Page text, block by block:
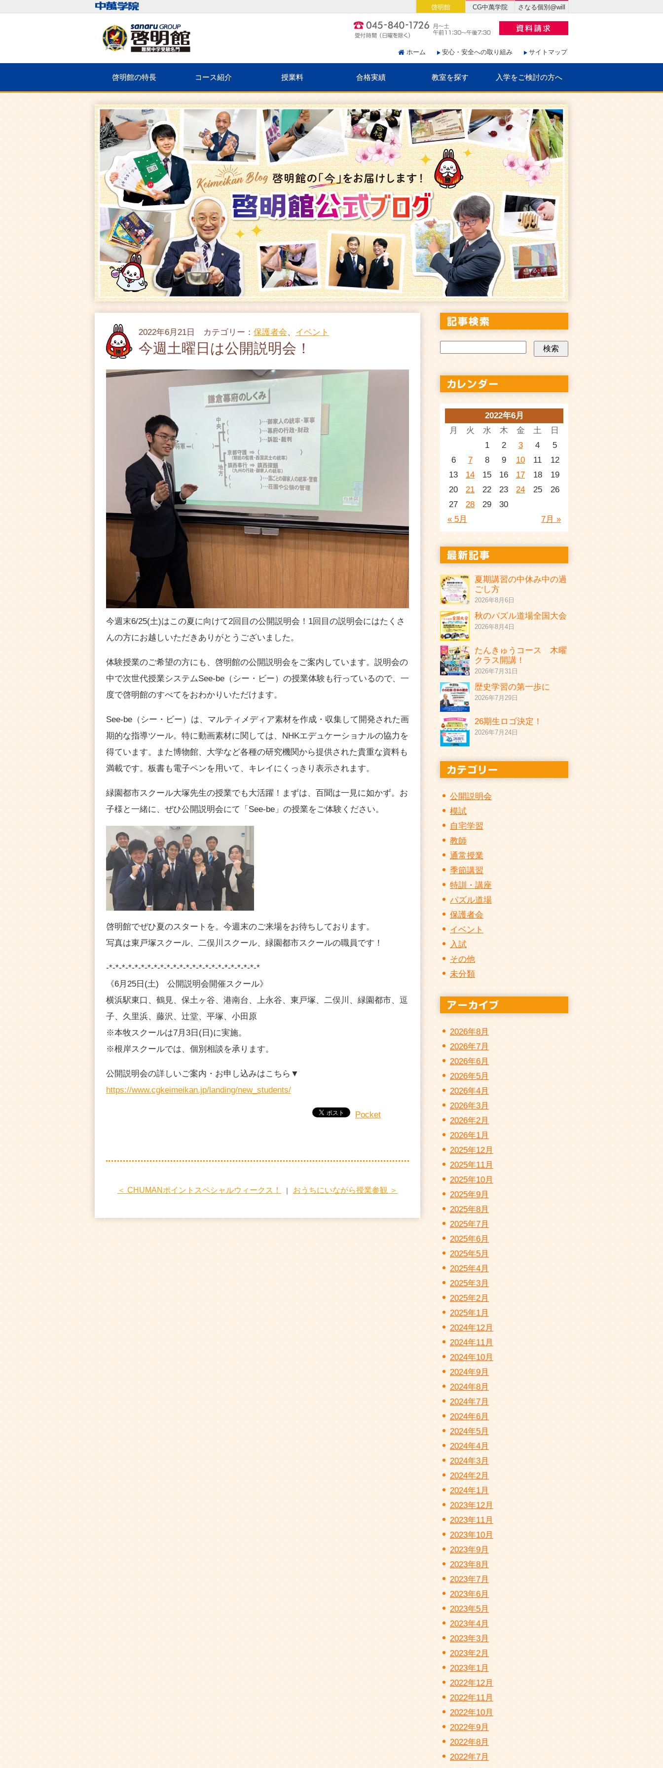
ホーム 安心・安全への取り組み サイトマップ
啓明館の特長 コース紹介 授業料 合格実績 教室を探す 入学をご検討の方へ
啓明館 CG中萬学院 さなる個別@will
2022年6月21日 カテゴリー： 保護者会、 イベント
今週土曜日は公開説明会！
今週末6/25(土)はこの夏に向けて2回目の公開説明会！1回目の説明会にはたくさ
んの方にお越しいただきありがとうございました。
体験授業のご希望の方にも、啓明館の公開説明会をご案内しています。説明会の
中で次世代授業システムSee-be（シー・ビー）の授業体験も行っているので、一
度で啓明館のすべてをおわかりいただけます。
See-be（シー・ビー）は、マルティメディア素材を作成・収集して開発された画
期的な指導ツール。特に動画素材に関しては、NHKエデュケーショナルの協力を
得ています。また博物館、大学など各種の研究機関から提供された貴重な資料も
満載です。板書も電子ペンを用いて、キレイにくっきり表示されます。
緑園都市スクール大塚先生の授業でも大活躍！まずは、百聞は一見に如かず。お
子様と一緒に、ぜひ公開説明会にて「See-be」の授業をご体験ください。
啓明館でぜひ夏のスタートを。今週末のご来場をお待ちしております。
写真は東戸塚スクール、二俣川スクール、緑園都市スクールの職員です！
-*-*-*-*-*-*-*-*-*-*-*-*-*-*-*-*-*-*-*-*-*-*-*-*
《6月25日(土) 公開説明会開催スクール》
横浜駅東口、鶴見、保土ヶ谷、港南台、上永谷、東戸塚、二俣川、緑園都市、逗
子、久里浜、藤沢、辻堂、平塚、小田原
※本牧スクールは7月3日(日)に実施。
※根岸スクールでは、個別相談を承ります。
公開説明会の詳しいご案内・お申し込みはこちら▼
https://www.cgkeimeikan.jp/landing/new_students/
Pocket
＜ CHUMANポイントスペシャルウィークス！ ｜ おうちにいながら授業参観 ＞
2022年6月
月
火 水 木 金 土 日
« 5月 7月 »
1 2 3 4
5
6
7 8 9 10 11
12
13
14 15 16 17 18
19
20
21 22 23 24 25
26
27
28 29 30
夏期講習の中休み中の過
ごし方
2026年8月6日
秋のパズル道場全国大会
2026年8月4日
たんきゅうコース 木曜
クラス開講！
2026年7月31日
歴史学習の第一歩に
2026年7月29日
26期生ロゴ決定！
2026年7月24日
公開説明会
模試
自宅学習
教師
通常授業
季節講習
特訓・講座
パズル道場
保護者会
イベント
入試
その他
未分類
2026年8月
2026年7月
2026年6月
2026年5月
2026年4月
2026年3月
2026年2月
2026年1月
2025年12月
2025年11月
2025年10月
2025年9月
2025年8月
2025年7月
2025年6月
2025年5月
2025年4月
2025年3月
2025年2月
2025年1月
2024年12月
2024年11月
2024年10月
2024年9月
2024年8月
2024年7月
2024年6月
2024年5月
2024年4月
2024年3月
2024年2月
2024年1月
2023年12月
2023年11月
2023年10月
2023年9月
2023年8月
2023年7月
2023年6月
2023年5月
2023年4月
2023年3月
2023年2月
2023年1月
2022年12月
2022年11月
2022年10月
2022年9月
2022年8月
2022年7月